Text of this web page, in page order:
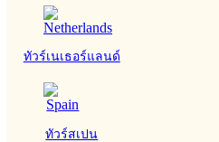
ทัวร์เนเธอร์แลนด์
ทัวร์สเปน